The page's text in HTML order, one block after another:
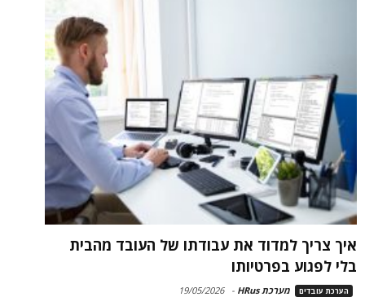
איך צריך למדוד את עבודתו של העובד מהבית
בלי לפגוע בפרטיותו
הערכת עובדים מערכת HRus -
19/05/2026